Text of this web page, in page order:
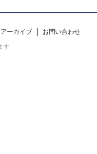
アーカイブ お問い合わせ
す